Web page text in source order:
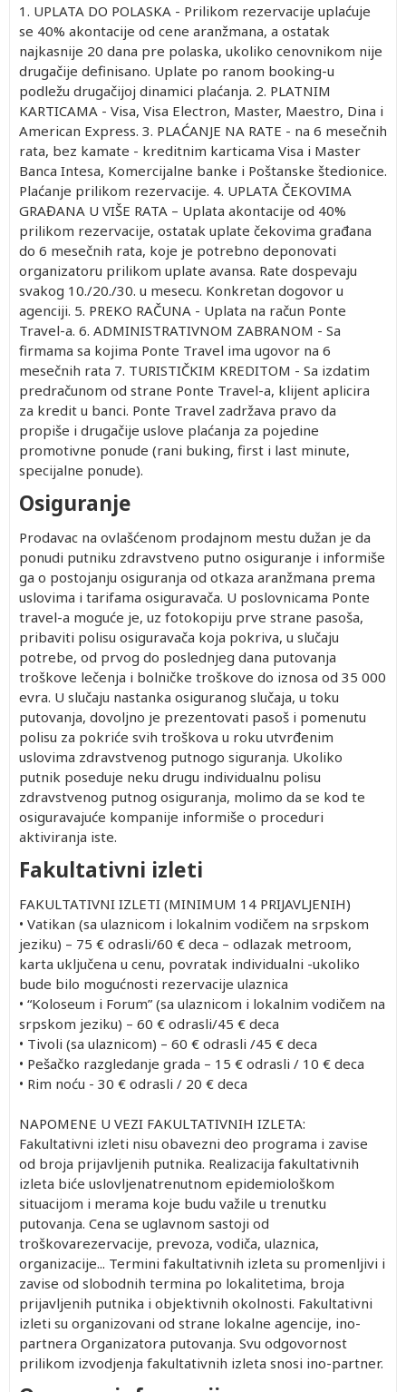
1. UPLATA DO POLASKA - Prilikom rezervacije uplaćuje
se 40% akontacije od cene aranžmana, a ostatak
najkasnije 20 dana pre polaska, ukoliko cenovnikom nije
drugačije definisano. Uplate po ranom booking-u
podležu drugačijoj dinamici plaćanja. 2. PLATNIM
KARTICAMA - Visa, Visa Electron, Master, Maestro, Dina i
American Express. 3. PLAĆANJE NA RATE - na 6 mesečnih
rata, bez kamate - kreditnim karticama Visa i Master
Banca Intesa, Komercijalne banke i Poštanske štedionice.
Plaćanje prilikom rezervacije. 4. UPLATA ČEKOVIMA
GRAĐANA U VIŠE RATA – Uplata akontacije od 40%
prilikom rezervacije, ostatak uplate čekovima građana
do 6 mesečnih rata, koje je potrebno deponovati
organizatoru prilikom uplate avansa. Rate dospevaju
svakog 10./20./30. u mesecu. Konkretan dogovor u
agenciji. 5. PREKO RAČUNA - Uplata na račun Ponte
Travel-a. 6. ADMINISTRATIVNOM ZABRANOM - Sa
firmama sa kojima Ponte Travel ima ugovor na 6
mesečnih rata 7. TURISTIČKIM KREDITOM - Sa izdatim
predračunom od strane Ponte Travel-a, klijent aplicira
za kredit u banci. Ponte Travel zadržava pravo da
propiše i drugačije uslove plaćanja za pojedine
promotivne ponude (rani buking, first i last minute,
specijalne ponude).
Osiguranje
Prodavac na ovlašćenom prodajnom mestu dužan je da
ponudi putniku zdravstveno putno osiguranje i informiše
ga o postojanju osiguranja od otkaza aranžmana prema
uslovima i tarifama osiguravača. U poslovnicama Ponte
travel-a moguće je, uz fotokopiju prve strane pasoša,
pribaviti polisu osiguravača koja pokriva, u slučaju
potrebe, od prvog do poslednjeg dana putovanja
troškove lečenja i bolničke troškove do iznosa od 35 000
evra. U slučaju nastanka osiguranog slučaja, u toku
putovanja, dovoljno je prezentovati pasoš i pomenutu
polisu za pokriće svih troškova u roku utvrđenim
uslovima zdravstvenog putnogo siguranja. Ukoliko
putnik poseduje neku drugu individualnu polisu
zdravstvenog putnog osiguranja, molimo da se kod te
osiguravajuće kompanije informiše o proceduri
aktiviranja iste.
Fakultativni izleti
FAKULTATIVNI IZLETI (MINIMUM 14 PRIJAVLJENIH)
• Vatikan (sa ulaznicom i lokalnim vodičem na srpskom
jeziku) – 75 € odrasli/60 € deca – odlazak metroom,
karta uključena u cenu, povratak individualni -ukoliko
bude bilo mogućnosti rezervacije ulaznica
• “Koloseum i Forum” (sa ulaznicom i lokalnim vodičem na
srpskom jeziku) – 60 € odrasli/45 € deca
• Tivoli (sa ulaznicom) – 60 € odrasli /45 € deca
• Pešačko razgledanje grada – 15 € odrasli / 10 € deca
• Rim noću - 30 € odrasli / 20 € deca
NAPOMENE U VEZI FAKULTATIVNIH IZLETA:
Fakultativni izleti nisu obavezni deo programa i zavise
od broja prijavljenih putnika. Realizacija fakultativnih
izleta biće uslovljenatrenutnom epidemiološkom
situacijom i merama koje budu važile u trenutku
putovanja. Cena se uglavnom sastoji od
troškovarezervacije, prevoza, vodiča, ulaznica,
organizacije... Termini fakultativnih izleta su promenljivi i
zavise od slobodnih termina po lokalitetima, broja
prijavljenih putnika i objektivnih okolnosti. Fakultativni
izleti su organizovani od strane lokalne agencije, ino-
partnera Organizatora putovanja. Svu odgovornost
prilikom izvodjenja fakultativnih izleta snosi ino-partner.